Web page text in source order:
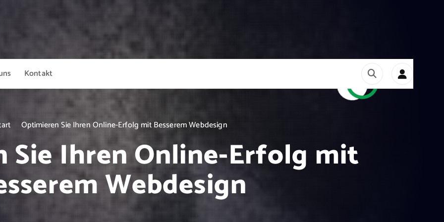
Kontakt
Optimieren Sie Ihren Online-Erfolg mit Besserem Webdesign
Sie Ihren Online-Erfolg mit
Webdesign